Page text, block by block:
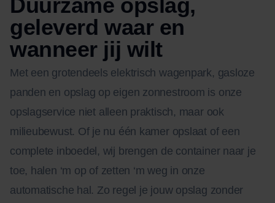
Duurzame opslag,
geleverd waar en
wanneer jij wilt
Met een grotendeels elektrisch wagenpark, gasloze
panden en opslag op eigen zonnestroom is onze
opslagservice niet alleen praktisch, maar ook
milieubewust. Of je nu één kamer opslaat of een
complete inboedel, wij brengen de container naar je
toe, halen ‘m op of zetten ‘m weg in onze
automatische hal. Zo regel je jouw opslag zonder